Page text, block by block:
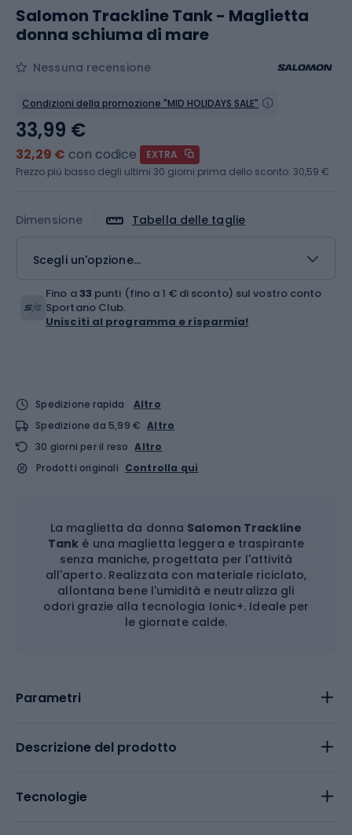
Salomon Trackline Tank - Maglietta
donna schiuma di mare
Nessuna recensione
Condizioni della promozione "MID HOLIDAYS SALE"
Dimensione Tabella delle taglie
Scegli un'opzione...
33,99 €
32,29 € con codice
EXTRA
Prezzo più basso degli ultimi 30 giorni prima dello sconto: 30,59 €
Fino a33 punti (fino a 1 € di sconto) sul vostro conto
Sportano Club.
Unisciti al programma e risparmia!
Spedizione rapida
Altro
Spedizione da 5,99 € Altro
30 giorni per il reso Altro
Prodotti originali Controlla qui
La maglietta da donna Salomon Trackline
Tank è una maglietta leggera e traspirante
senza maniche, progettata per l'attività
all'aperto. Realizzata con materiale riciclato,
allontana bene l'umidità e neutralizza gli
odori grazie alla tecnologia Ionic+. Ideale per
le giornate calde.
Parametri
Descrizione del prodotto
Tecnologie